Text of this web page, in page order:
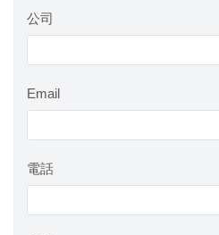
公司
Email
電話